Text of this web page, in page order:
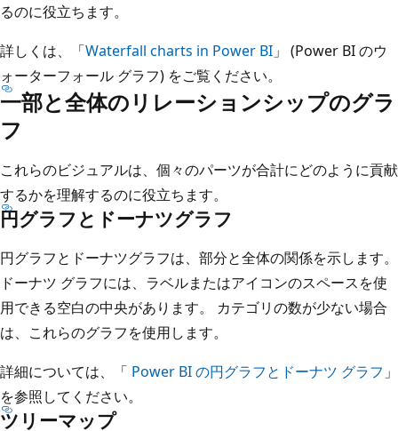
るのに役立ちます。
詳しくは、「Waterfall charts in Power BI 」 (Power BI のウ
ォーターフォール グラフ) をご覧ください。
一部と全体のリレーションシップのグラ
フ
これらのビジュアルは、個々のパーツが合計にどのように貢献
するかを理解するのに役立ちます。
円グラフとドーナツグラフ
円グラフとドーナツグラフは、部分と全体の関係を示します。
ドーナツ グラフには、ラベルまたはアイコンのスペースを使
用できる空白の中央があります。 カテゴリの数が少ない場合
は、これらのグラフを使用します。
詳細については、「 Power BI の円グラフとドーナツ グラフ 」
を参照してください。
ツリーマップ